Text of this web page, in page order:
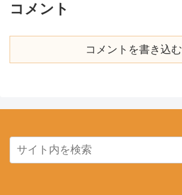
コメント
コメントを書き込む